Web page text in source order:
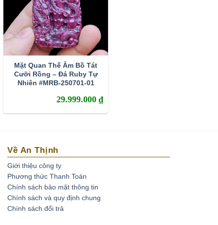
riêng như: Nhẫn, dây chuyền, lắc tay, bông tai…
Ngoài ra, Ruby còn có tác dụng trong việc nâng cao sức
khỏe con người. Người xưa, cho rằng Ruby có khả
năng chữa các bệnh về tim, não, máu, các bệnh về
xương khớp. Ruby giúp chúng ta tăng thêm sức mạnh
và bổ trợ cho các hoạt động về não phát triển như khả
Để tìm hiểu kỹ hơn, các bạn có thể xem chi tiết
Mặt Quan Thế Âm Bồ Tát
Cưỡi Rồng – Đá Ruby Tự
Nhiên #MRB-250701-01
29.999.000 ₫
Về An Thịnh
Giới thiệu công ty
Phương thức Thanh Toán
Chính sách bảo mật thông tin
Chính sách và quy định chung
Chính sách đổi trả